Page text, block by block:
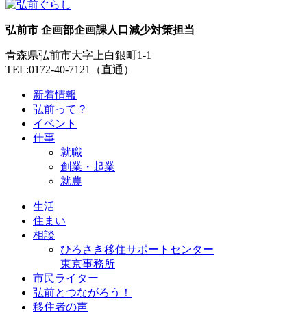
弘前市 企画部企画課人口減少対策担当
青森県弘前市大字上白銀町1-1
TEL:0172-40-7121（直通）
新着情報
弘前って？
イベント
仕事
就職
創業・起業
就農
生活
住まい
相談
ひろさき移住サポートセンター
東京事務所
市民ライター
弘前とつながろう！
移住者の声